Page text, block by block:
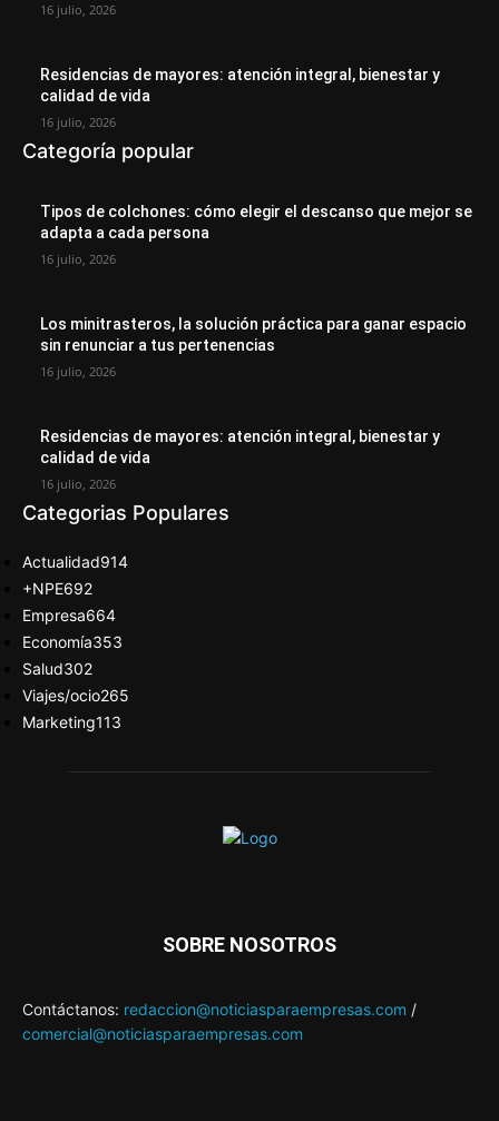
16 julio, 2026
Residencias de mayores: atención integral, bienestar y
calidad de vida
16 julio, 2026
Categoría popular
Tipos de colchones: cómo elegir el descanso que mejor se
adapta a cada persona
16 julio, 2026
Los minitrasteros, la solución práctica para ganar espacio
sin renunciar a tus pertenencias
16 julio, 2026
Residencias de mayores: atención integral, bienestar y
calidad de vida
16 julio, 2026
Categorias Populares
Actualidad914
+NPE692
Empresa664
Economía353
Salud302
Viajes/ocio265
Marketing113
SOBRE NOSOTROS
Contáctanos: redaccion@noticiasparaempresas.com /
comercial@noticiasparaempresas.com